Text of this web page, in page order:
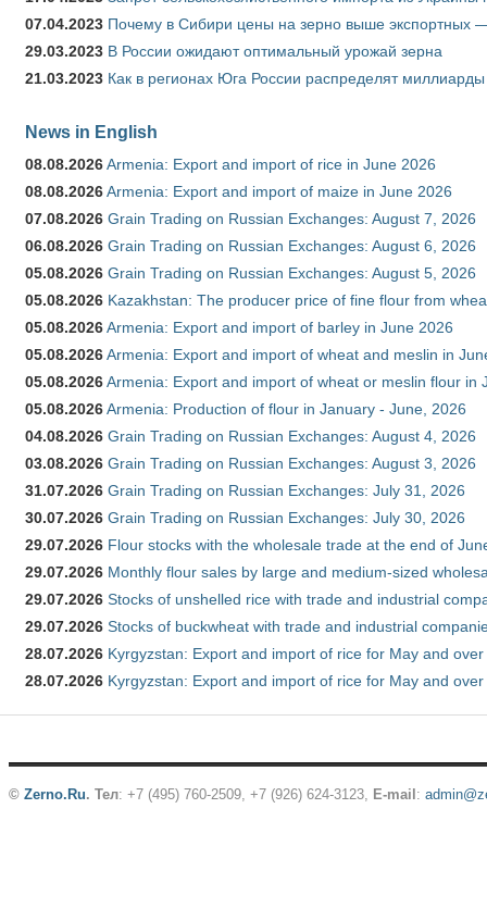
07.04.2023 Почему в Сибири цены на зерно выше экспортных
29.03.2023 В России ожидают оптимальный урожай зерна
21.03.2023 Как в регионах Юга России распределят
News in English
08.08.2026Armenia: Export and import of rice in June 2026
08.08.2026Armenia: Export and import of maize in June 2026
07.08.2026 Grain Trading on Russian Exchanges: August 7, 2026
06.08.2026 Grain Trading on Russian Exchanges: August 6, 2026
05.08.2026 Grain Trading on Russian Exchanges: August 5, 2026
05.08.2026 Kazakhstan: The producer price of fine flour from
05.08.2026Armenia: Export and import of barley in June 2026
05.08.2026Armenia: Export and import of wheat and meslin in
05.08.2026Armenia: Export and import of wheat or meslin flour in
05.08.2026Armenia: Production of flour in January - June, 2026
04.08.2026 Grain Trading on Russian Exchanges: August 4, 2026
03.08.2026 Grain Trading on Russian Exchanges: August 3, 2026
31.07.2026 Grain Trading on Russian Exchanges: July 31, 2026
30.07.2026 Grain Trading on Russian Exchanges: July 30, 2026
29.07.2026 Flour stocks with the wholesale trade at the end of
29.07.2026 Monthly flour sales by large and medium-sized
29.07.2026 Stocks of unshelled rice with trade and industrial
29.07.2026 Stocks of buckwheat with trade and industrial
28.07.2026 Kyrgyzstan: Export and import of rice for May and
28.07.2026 Kyrgyzstan: Export and import of rice for May and
© Zerno.Ru. Тел: +7 (495) 760-2509, +7 (926) 624-3123, E-mail :